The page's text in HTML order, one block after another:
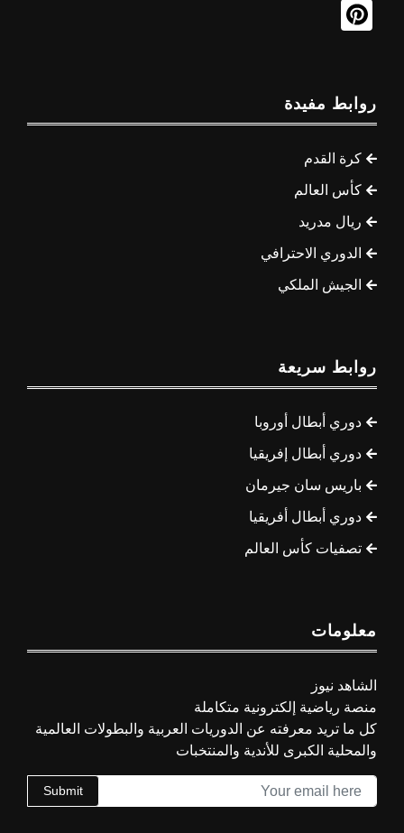
روابط مفيدة
كرة القدم
كأس العالم
ريال مدريد
الدوري الاحترافي
الجيش الملكي
روابط سريعة
دوري أبطال أوروبا
دوري أبطال إفريقيا
باريس سان جيرمان
دوري أبطال أفريقيا
تصفيات كأس العالم
معلومات
الشاهد نيوز
منصة رياضية إلكترونية متكاملة
كل ما تريد معرفته عن الدوريات العربية والبطولات العالمية
والمحلية الكبرى للأندية والمنتخبات
Submit